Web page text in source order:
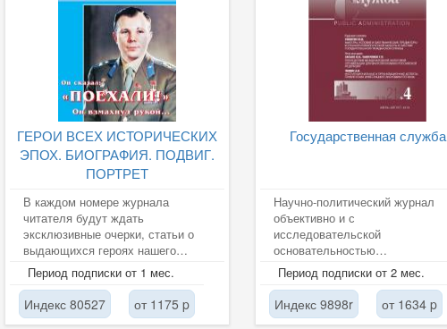
ГЕРОИ ВСЕХ ИСТОРИЧЕСКИХ
ЭПОХ. БИОГРАФИЯ. ПОДВИГ.
ПОРТРЕТ
В каждом номере журнала
читателя будут ждать
эксклюзивные очерки, статьи о
выдающихся героях нашего
Отечества с оригинальными
иллюстрациями.
Период подписки от 1 мес.
Индекс 80527 от 1175 p
Государственная служба
Научно-политический журнал
объективно и с
исследовательской
основательностью
анализирующий историю и
современность
функционирования
государственной...
Период подписки от 2 мес.
Индекс 9898r от 1634 p